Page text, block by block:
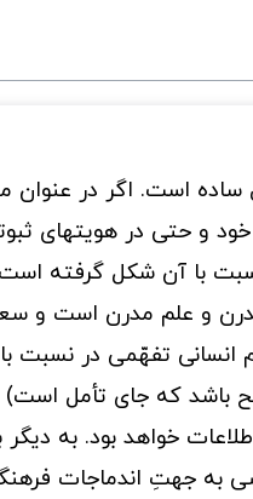
است. اگر در عنوان
و حتی در هویتهای
با آن شکل گرفته
و علم مدرن است و
انسانی تفهّمی در نسبت
که جای تأمل است)
خواهد بود. به دیگر
به جهتِ اندماجات